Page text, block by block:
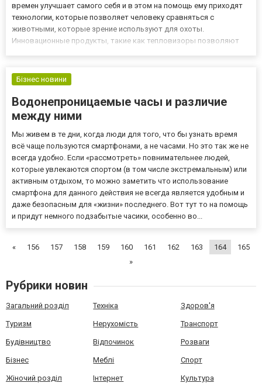
времен улучшает самого себя и в этом на помощь ему приходят
технологии, которые позволяет человеку сравняться с
животными, которые зрение используют для охоты.
Инновационные продукты, такие как тепловизоры позволяют
https://www....
Бізнес новини
Водонепроницаемые часы и различие
между ними
Мы живем в те дни, когда люди для того, что бы узнать время
всё чаще пользуются смартфонами, а не часами. Но это так же не
всегда удобно. Если «рассмотреть» повнимательнее людей,
которые увлекаются спортом (в том числе экстремальным) или
активным отдыхом, то можно заметить что использование
смартфона для данного действия не всегда является удобным и
даже безопасным для «жизни» последнего. Вот тут то на помощь
и придут немного подзабытые часики, особенно во...
« 156 157 158 159 160 161 162 163 164
165
»
Рубрики новин
Загальний розділ Техніка Здоров'я
Туризм Нерухомість Транспорт
Будівництво Відпочинок Розваги
Бізнес Меблі Спорт
Жіночий розділ Інтернет Культура